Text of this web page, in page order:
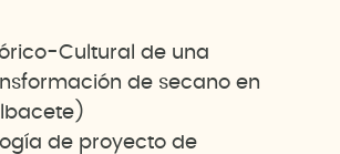
Cultural de una
de secano en
de proyecto de